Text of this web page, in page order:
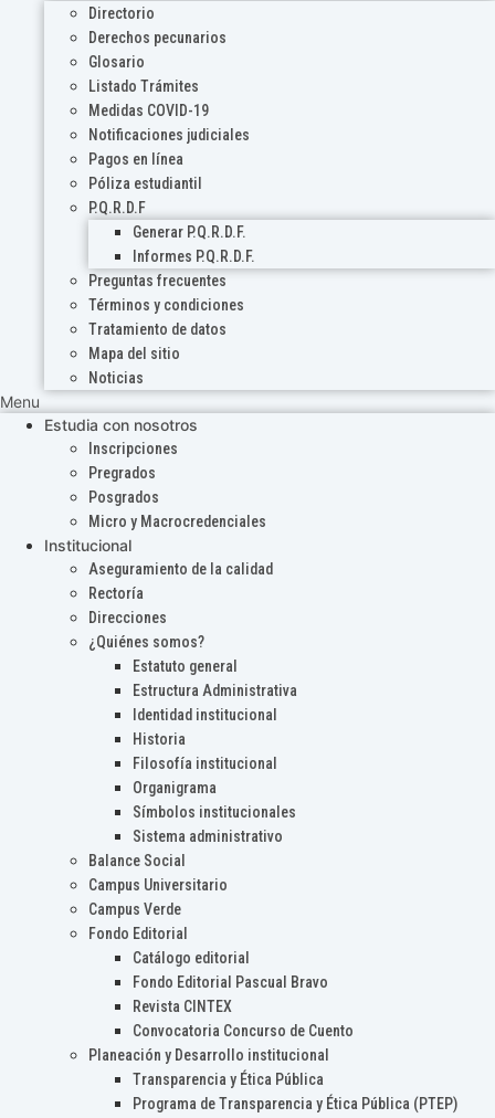
Directorio
Derechos pecunarios
Glosario
Listado Trámites
Medidas COVID-19
Notificaciones judiciales
Pagos en línea
Póliza estudiantil
P.Q.R.D.F
Generar P.Q.R.D.F.
Informes P.Q.R.D.F.
Preguntas frecuentes
Términos y condiciones
Tratamiento de datos
Mapa del sitio
Noticias
Menu
Estudia con nosotros
Inscripciones
Pregrados
Posgrados
Micro y Macrocredenciales
Institucional
Aseguramiento de la calidad
Rectoría
Direcciones
¿Quiénes somos?
Estatuto general
Estructura Administrativa
Identidad institucional
Historia
Filosofía institucional
Organigrama
Símbolos institucionales
Sistema administrativo
Balance Social
Campus Universitario
Campus Verde
Fondo Editorial
Catálogo editorial
Fondo Editorial Pascual Bravo
Revista CINTEX
Convocatoria Concurso de Cuento
Planeación y Desarrollo institucional
Transparencia y Ética Pública
Programa de Transparencia y Ética Pública (PTEP)